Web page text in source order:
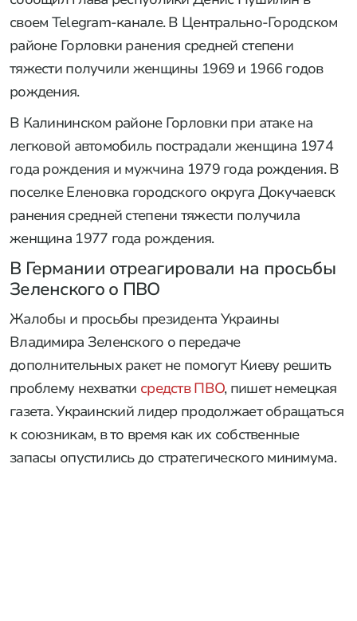
своем Telegram-канале. В Центрально-Городском
районе Горловки ранения средней степени
тяжести получили женщины 1969 и 1966 годов
рождения.
В Калининском районе Горловки при атаке на
легковой автомобиль пострадали женщина 1974
года рождения и мужчина 1979 года рождения. В
поселке Еленовка городского округа Докучаевск
ранения средней степени тяжести получила
женщина 1977 года рождения.
В Германии отреагировали на просьбы
Зеленского о ПВО
Жалобы и просьбы президента Украины
Владимира Зеленского о передаче
дополнительных ракет не помогут Киеву решить
проблему нехватки средств ПВО, пишет немецкая
газета. Украинский лидер продолжает обращаться
к союзникам, в то время как их собственные
запасы опустились до стратегического минимума.